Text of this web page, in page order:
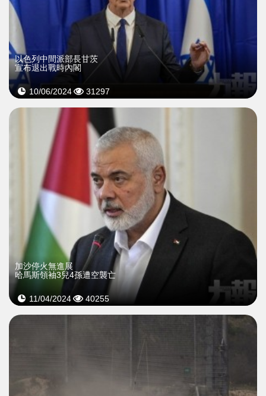
以色列中間派部長甘茨
宣布退出戰時內閣
10/06/2024 31297
加沙停火無進展
哈馬斯領袖3兒4孫遭空襲亡
11/04/2024 40255